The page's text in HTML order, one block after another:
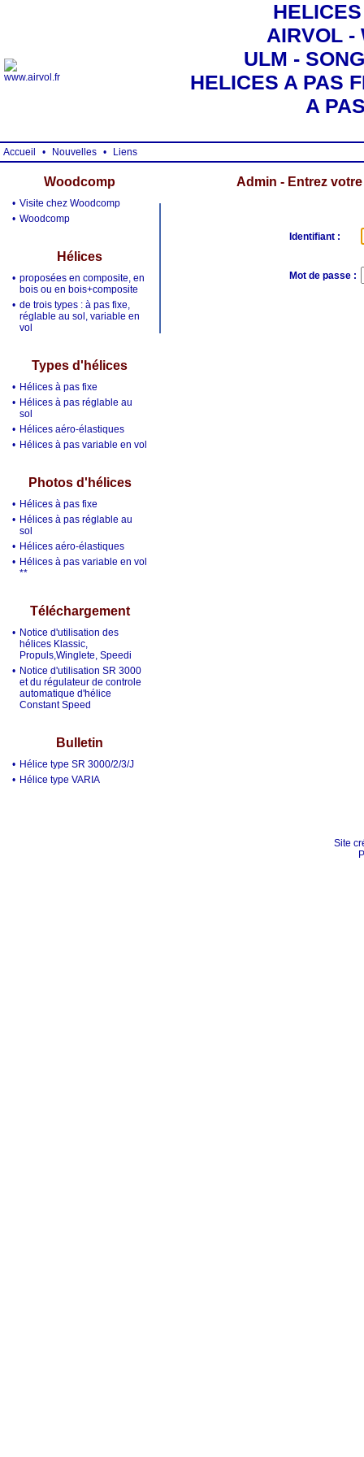
AIRVOL -
ULM -
HELICES A PAS
A
Accueil • Nouvelles • Liens
Woodcomp
• Visite chez Woodcomp
• Woodcomp
Hélices
• proposées en composite, en
bois ou en bois+composite
• de trois types : à pas fixe,
réglable au sol, variable en
vol
Types d'hélices
• Hélices à pas fixe
• Hélices à pas réglable au
sol
• Hélices aéro-élastiques
• Hélices à pas variable en vol
Photos d'hélices
• Hélices à pas fixe
• Hélices à pas réglable au
sol
• Hélices aéro-élastiques
• Hélices à pas variable en vol
**
Téléchargement
• Notice d'utilisation des
hélices Klassic,
Propuls,Winglete, Speedi
• Notice d'utilisation SR 3000
et du régulateur de controle
automatique d'hélice
Constant Speed
Bulletin
• Hélice type SR 3000/2/3/J
• Hélice type VARIA
Admin - Entrez
Identifiant :
Mot de passe :
Site